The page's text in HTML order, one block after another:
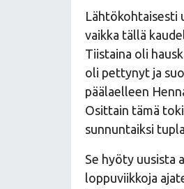
Lähtökohtaisesti
vaikka tällä
Tiistaina oli
oli pettynyt ja
päälaelleen
Osittain tämä
sunnuntaiksi
Se hyöty uusista
loppuviikkoja